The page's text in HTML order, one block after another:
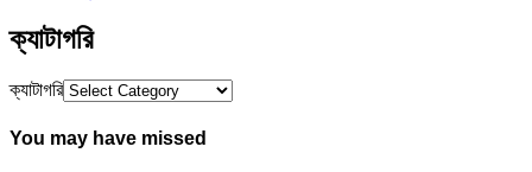
ক্যাটাগরি
ক্যাটাগরি
You may have missed